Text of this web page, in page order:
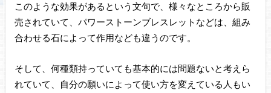
このような効果があるという文句で、様々なところから販
売されていて、パワーストーンブレスレットなどは、組み
合わせる石によって作用なども違うのです。
そして、何種類持っていても基本的には問題ないと考えら
れていて、自分の願いによって使い方を変えている人もい